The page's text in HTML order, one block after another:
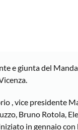
e giunta del
, vice presidente
Bruno Rotola,
in gennaio